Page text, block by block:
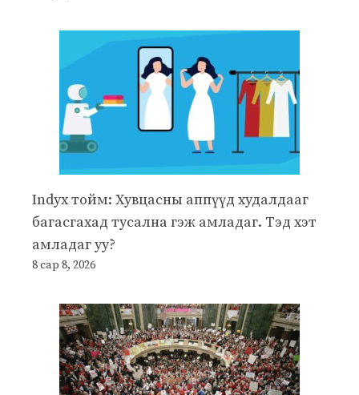
Indyx тойм: Хувцасны аппүүд худалдааг
багасгахад тусална гэж амладаг. Тэд хэт
амладаг уу?
8 сар 8, 2026